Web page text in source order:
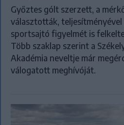
Győztes gólt szerzett, a
választották, teljesítményével
sportsajtó figyelmét is
Több szaklap szerint a
Akadémia neveltje már
válogatott meghívóját.